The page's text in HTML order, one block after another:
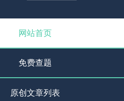
网站首页
免费查题
原创文章列表